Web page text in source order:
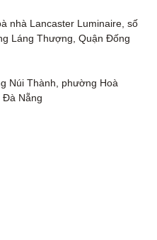
nhà Lancaster Luminaire, số
Láng Thượng, Quận Đống
Núi Thành, phường Hoà
Đà Nẵng